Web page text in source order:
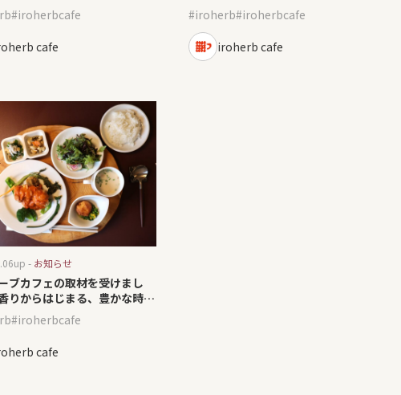
iroherbcafe
cafe
シトラスがイロどる夏」
iroherb iroherbcafe
iroherb cafe
ブカフェの取材を受けまし
りからはじまる、豊かな時
up - お知らせ
iroherbcafe
cafe